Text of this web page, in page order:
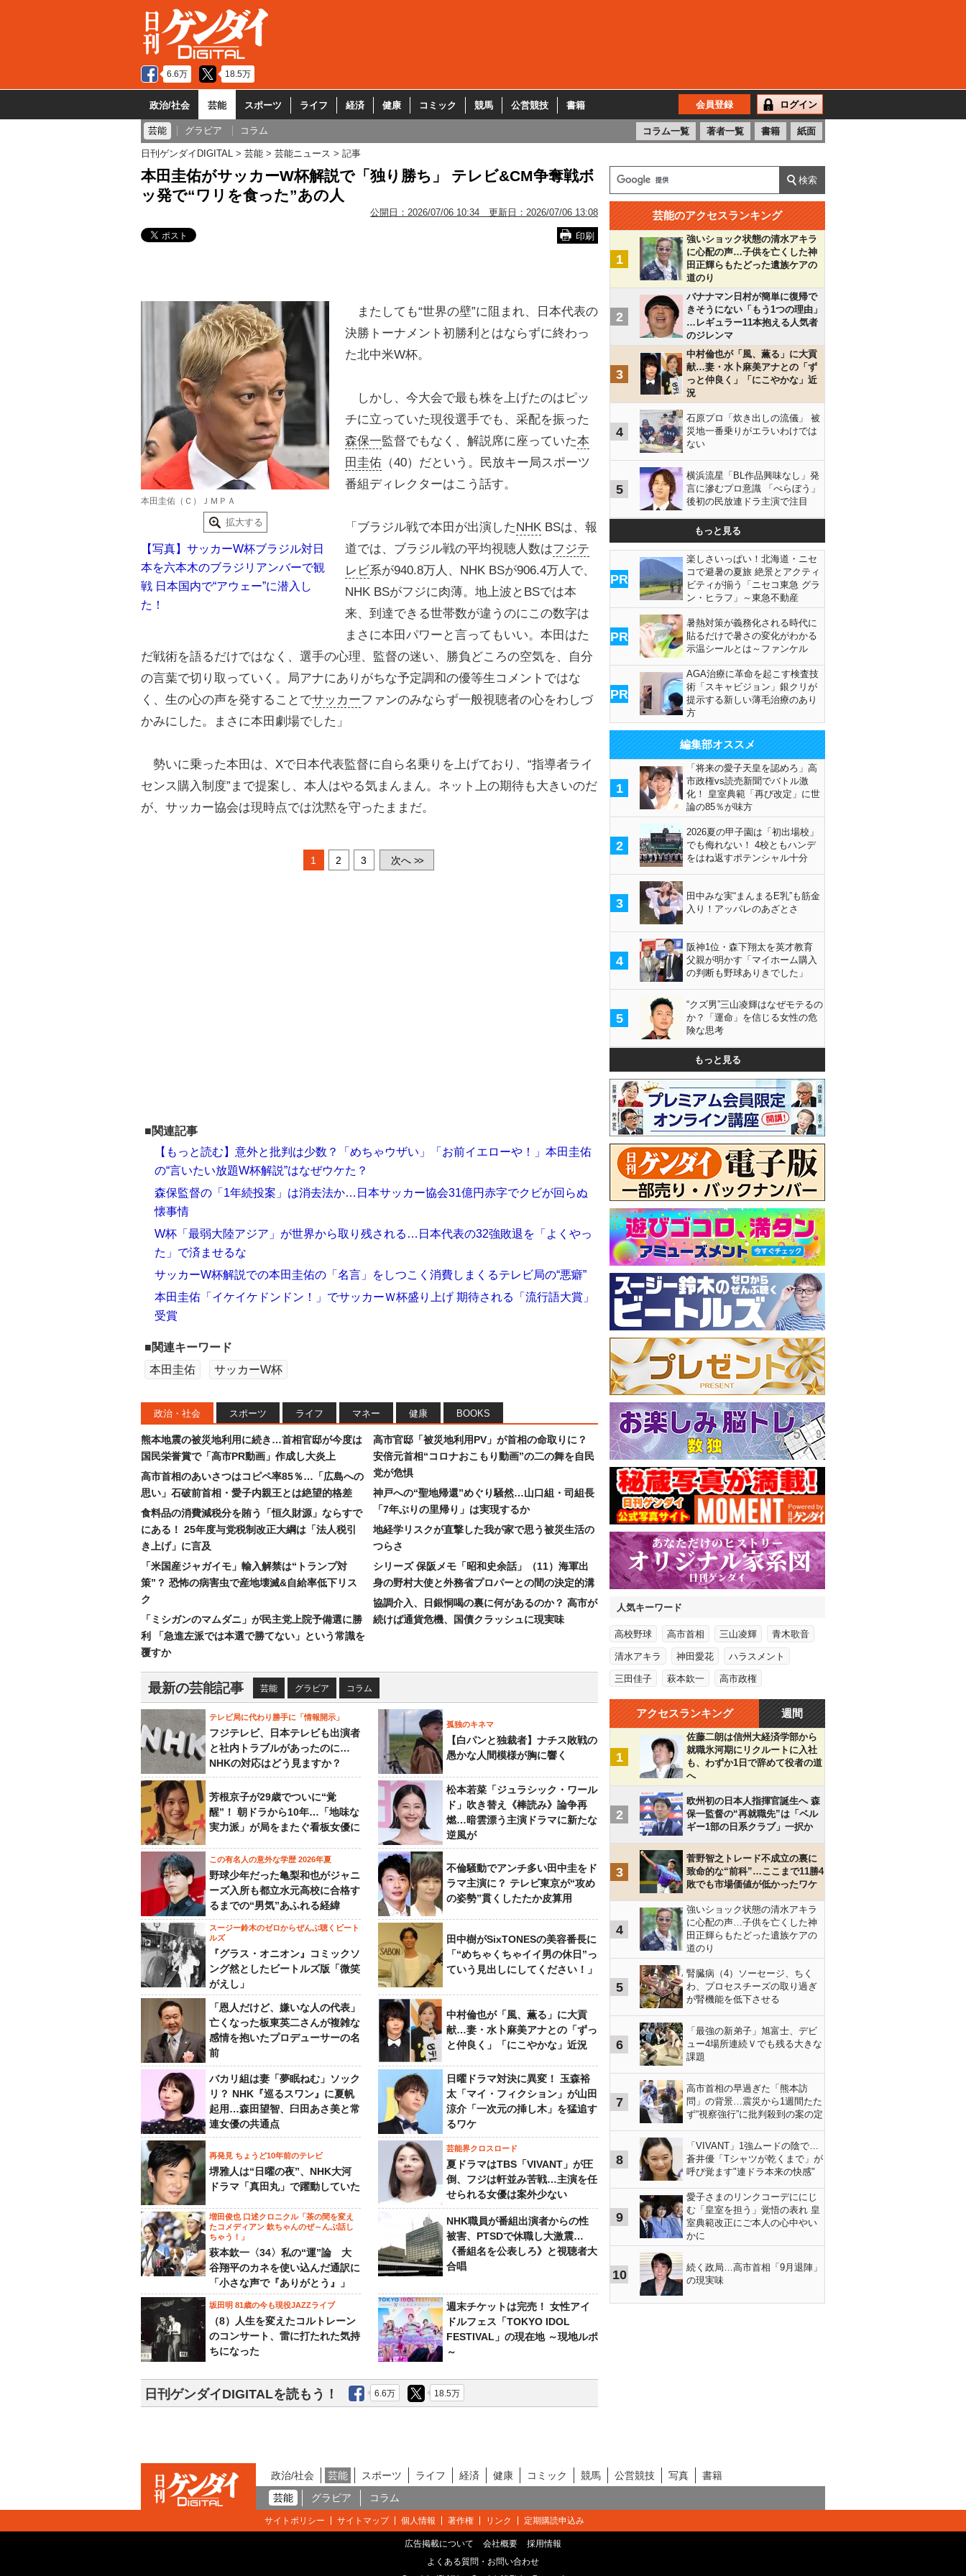
6.6万 18.5万
政治/社会 芸能 スポーツ ライフ 経済 健康 コミック 競馬 公営競技 書籍 会員登録 ログイン
芸能 グラビア コラム コラム一覧 著者一覧 書籍 紙面
日刊ゲンダイDIGITAL 芸能 芸能ニュース 記事
本田圭佑がサッカーW杯解説で「独り勝ち」 テレビ&CM争奪戦ボ
ッ発で“ワリを食った”あの人
公開日： 2026/07/06 10:34 更新日： 2026/07/06 13:08
印刷
本田圭佑（Ｃ）ＪＭＰＡ
拡大する
【写真】サッカーW杯ブラジル対日
本を六本木のブラジリアンバーで観
戦 日本国内で“アウェー”に潜入し
た！
またしても“世界の壁”に阻まれ、日本代表の
決勝トーナメント初勝利とはならずに終わっ
た北中米W杯。
しかし、今大会で最も株を上げたのはピッ
チに立っていた現役選手でも、采配を振った
森保一監督でもなく、解説席に座っていた本
田圭佑 （40）だという。民放キー局スポーツ
番組ディレクターはこう話す。
「ブラジル戦で本田が出演したNHK BSは、報
道では、ブラジル戦の平均視聴人数はフジテ
レビ系が940.8万人、NHK BSが906.4万人で、
NHK BSがフジに肉薄。地上波とBSでは本
来、到達できる世帯数が違うのにこの数字は
まさに本田パワーと言ってもいい。本田はた
だ戦術を語るだけではなく、選手の心理、監督の迷い、勝負どころの空気を、自分
の言葉で切り取っていく。局アナにありがちな予定調和の優等生コメントではな
く、生の心の声を発することでサッカーファンのみならず一般視聴者の心をわしづ
かみにした。まさに本田劇場でした」
勢いに乗った本田は、Xで日本代表監督に自ら名乗りを上げており、“指導者ライ
センス購入制度”まで提案し、本人はやる気まんまん。ネット上の期待も大きいのだ
が、サッカー協会は現時点では沈黙を守ったままだ。
1 2 3 次へ >>
■関連記事
【もっと読む】意外と批判は少数？「めちゃウザい」「お前イエローや！」本田圭佑
の“言いたい放題W杯解説”はなぜウケた？
森保監督の「1年続投案」は消去法か…日本サッカー協会31億円赤字でクビが回らぬ
懐事情
W杯「最弱大陸アジア」が世界から取り残される…日本代表の32強敗退を「よくやっ
た」で済ませるな
サッカーW杯解説での本田圭佑の「名言」をしつこく消費しまくるテレビ局の“悪癖”
本田圭佑「イケイケドンドン！」でサッカーＷ杯盛り上げ 期待される「流行語大賞」
受賞
■関連キーワード
本田圭佑
サッカーW杯
政治・社会 スポーツ ライフ マネー 健康 BOOKS
熊本地震の被災地利用に続き…首相官邸が今度は
国民栄誉賞で「高市PR動画」作成し大炎上
高市首相のあいさつはコピペ率85％…「広島への
思い」石破前首相・愛子内親王とは絶望的格差
食料品の消費減税分を賄う「恒久財源」ならすで
にある！ 25年度与党税制改正大綱は「法人税引
き上げ」に言及
「米国産ジャガイモ」輸入解禁は“トランプ対
策”？ 恐怖の病害虫で産地壊滅&自給率低下リス
ク
「ミシガンのマムダニ」が民主党上院予備選に勝
利 「急進左派では本選で勝てない」という常識を
覆すか
高市官邸「被災地利用PV」が首相の命取りに？
安倍元首相“コロナおこもり動画”の二の舞を自民
党が危惧
神戸への“聖地帰還”めぐり騒然…山口組・司組長
「7年ぶりの里帰り」は実現するか
地経学リスクが直撃した我が家で思う被災生活の
つらさ
シリーズ 保阪メモ「昭和史余話」（11）海軍出
身の野村大使と外務省プロパーとの間の決定的溝
協調介入、日銀恫喝の裏に何があるのか？ 高市が
続けば通貨危機、国債クラッシュに現実味
最新の芸能記事 芸能 グラビア コラム
テレビ局に代わり勝手に「情報開示」
フジテレビ、日本テレビも出演者
と社内トラブルがあったのに…
NHKの対応はどう見ますか？
孤独のキネマ
【白パンと独裁者】ナチス敗戦の
愚かな人間模様が胸に響く
芳根京子が29歳でついに“覚
醒”！ 朝ドラから10年…「地味な
実力派」が局をまたぐ看板女優に
松本若菜「ジュラシック・ワール
ド」吹き替え《棒読み》論争再
燃…暗雲漂う主演ドラマに新たな
逆風が
この有名人の意外な学歴 2026年夏
野球少年だった亀梨和也がジャニ
ーズ入所も都立水元高校に合格す
るまでの“男気”あふれる経緯
不倫騒動でアンチ多い田中圭をド
ラマ主演に？ テレビ東京が“攻め
の姿勢”貫くしたたか皮算用
スージー鈴木のゼロからぜんぶ聴くビート
ルズ
『グラス・オニオン』コミックソ
ング然としたビートルズ版「微笑
がえし」
田中樹がSixTONESの美容番長に
「“めちゃくちゃイイ男の休日”っ
ていう見出しにしてください！」
「恩人だけど、嫌いな人の代表」
亡くなった板東英二さんが複雑な
感情を抱いたプロデューサーの名
前
中村倫也が「風、薫る」に大貢
献…妻・水卜麻美アナとの「ずっ
と仲良く」「にこやかな」近況
バカリ組は妻「夢眠ねむ」ソック
リ？ NHK『巡るスワン』に夏帆
起用…森田望智、臼田あさ美と常
連女優の共通点
日曜ドラマ対決に異変！ 玉森裕
太「マイ・フィクション」が山田
涼介「一次元の挿し木」を猛追す
るワケ
再発見 ちょうど10年前のテレビ
堺雅人は“日曜の夜”、NHK大河
ドラマ「真田丸」で躍動していた
芸能界クロスロード
夏ドラマはTBS「VIVANT」が圧
倒、フジは軒並み苦戦…主演を任
せられる女優は案外少ない
増田俊也 口述クロニクル「茶の間を変え
たコメディアン 欽ちゃんのぜ～んぶ話し
ちゃう！」
萩本欽一〈34〉私の“運”論 大
谷翔平のカネを使い込んだ通訳に
「小さな声で『ありがとう』」
NHK職員が番組出演者からの性
被害、PTSDで休職し大激震…
《番組名を公表しろ》と視聴者大
合唱
坂田明 81歳の今も現役JAZZライブ
（8）人生を変えたコルトレーン
のコンサート、雷に打たれた気持
ちになった
週末チケットは完売！ 女性アイ
ドルフェス「TOKYO IDOL
FESTIVAL」の現在地 ～現地ルポ
～
日刊ゲンダイDIGITALを読もう！ 6.6万 18.5万
芸能のアクセスランキング
1
強いショック状態の清水アキラ
に心配の声…子供を亡くした神
田正輝らもたどった遺族ケアの
道のり
2
バナナマン日村が簡単に復帰で
きそうにない「もう1つの理由」
…レギュラー11本抱える人気者
のジレンマ
3
中村倫也が「風、薫る」に大貢
献…妻・水卜麻美アナとの「ず
っと仲良く」「にこやかな」近
況
4
石原プロ「炊き出しの流儀」 被
災地一番乗りがエラいわけでは
ない
5
横浜流星「BL作品興味なし」発
言に滲むプロ意識 「べらぼう」
後初の民放連ドラ主演で注目
もっと見る
PR
楽しさいっぱい！北海道・ニセ
コで避暑の夏旅 絶景とアクティ
ビティが揃う「ニセコ東急 グラ
ン・ヒラフ」～東急不動産
PR
暑熱対策が義務化される時代に
貼るだけで暑さの変化がわかる
示温シールとは～ファンケル
PR
AGA治療に革命を起こす検査技
術「スキャビジョン」銀クリが
提示する新しい薄毛治療のあり
方
編集部オススメ
1
「将来の愛子天皇を認めろ」高
市政権vs読売新聞でバトル激
化！ 皇室典範「再び改定」に世
論の85％が味方
2
2026夏の甲子園は「初出場校」
でも侮れない！ 4校ともハンデ
をはね返すポテンシャル十分
3
田中みな実“まんまるE乳”も筋金
入り！アッパレのあざとさ
4
阪神1位・森下翔太を英才教育
父親が明かす「マイホーム購入
の判断も野球ありきでした」
5
“クズ男”三山凌輝はなぜモテるの
か？「運命」を信じる女性の危
険な思考
もっと見る
人気キーワード
高校野球 高市首相 三山凌輝 青木歌音
清水アキラ 神田愛花 ハラスメント
三田佳子 萩本欽一 高市政権
アクセスランキング 週間
1
佐藤二朗は信州大経済学部から
就職氷河期にリクルートに入社
も、わずか1日で辞めて役者の道
へ
2
欧州初の日本人指揮官誕生へ 森
保一監督の“再就職先”は「ベル
ギー1部の日系クラブ」一択か
3
菅野智之トレード不成立の裏に
致命的な“前科”…ここまで11勝4
敗でも市場価値が低かったワケ
4
強いショック状態の清水アキラ
に心配の声…子供を亡くした神
田正輝らもたどった遺族ケアの
道のり
5
腎臓病（4）ソーセージ、ちく
わ、プロセスチーズの取り過ぎ
が腎機能を低下させる
6
「最強の新弟子」旭富士、デビ
ュー4場所連続Ｖでも残る大きな
課題
7
高市首相の早過ぎた「熊本訪
問」の背景…震災から1週間たた
ず“視察強行”に批判殺到の案の定
8
「VIVANT」1強ムードの陰で…
蒼井優「Tシャツが乾くまで」が
呼び覚ます"連ドラ本来の快感"
9
愛子さまのリンクコーデににじ
む「皇室を担う」覚悟の表れ 皇
室典範改正にご本人の心中やい
かに
10
続く政局…高市首相「9月退陣」
の現実味
政治/社会 芸能 スポーツ ライフ 経済 健康 コミック 競馬 公営競技 写真
書籍
芸能
グラビア コラム
サイトポリシー サイトマップ 個人情報 著作権 リンク 定期購読申込み
広告掲載について 会社概要
採用情報
よくある質問・お問い合わせ